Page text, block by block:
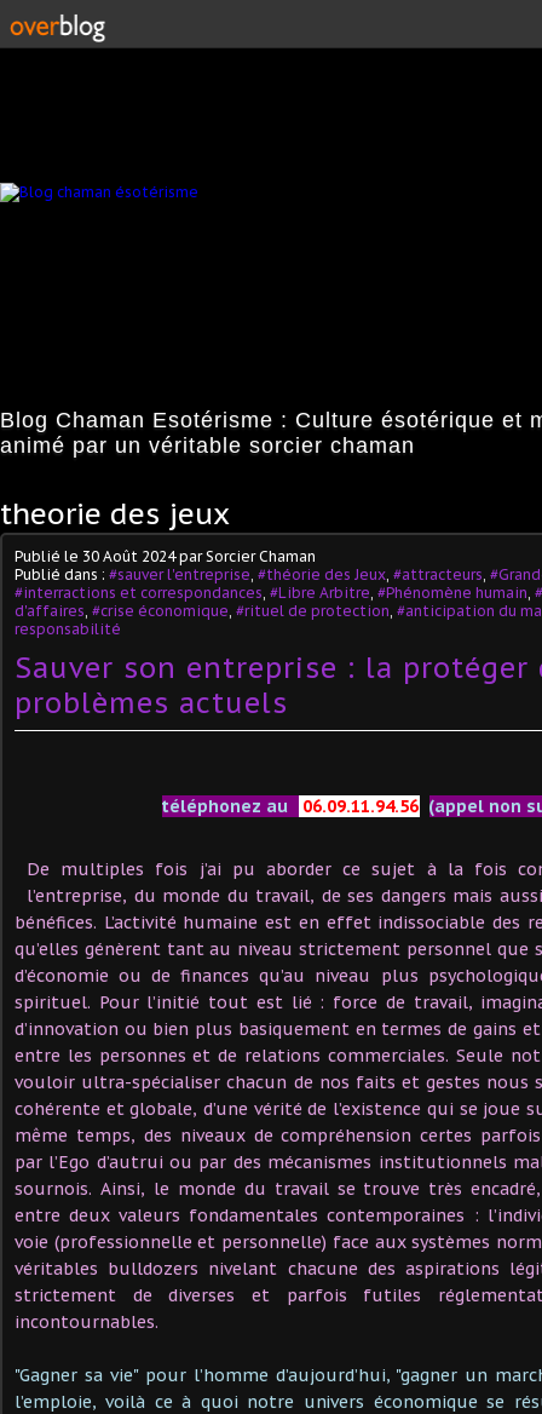
Blog Chaman Esotérisme : Culture ésotérique et
animé par un véritable sorcier chaman
theorie des jeux
Publié le 30 Août 2024par Sorcier Chaman
Publié dans : #sauver l'entreprise #théorie des Jeux #attracteurs
#interractions et correspondances #Libre Arbitre #Phénomène humain
d'affaires #crise économique #rituel de protection #anticipation du
responsabilité
Sauver son entreprise : la protéger
problèmes actuels
téléphonez au 06.09.11.94.56 (appel non
De multiples fois j’ai pu aborder ce sujet à la fois
l’entreprise, du monde du travail, de ses dangers mais
bénéfices. L’activité humaine est en effet indissociable des
qu’elles génèrent tant au niveau strictement personnel que
d’économie ou de finances qu’au niveau plus
spirituel. Pour l’initié tout est lié : force de travail,
d’innovation ou bien plus basiquement en termes de gains et
entre les personnes et de relations commerciales. Seule
vouloir ultra-spécialiser chacun de nos faits et gestes nous
cohérente et globale, d’une vérité de l’existence qui se joue
même temps, des niveaux de compréhension certes
par l’Ego d’autrui ou par des mécanismes institutionnels
sournois. Ainsi, le monde du travail se trouve très
entre deux valeurs fondamentales contemporaines :
voie (professionnelle et personnelle) face aux systèmes
véritables bulldozers nivelant chacune des aspirations
strictement de diverses et parfois futiles
incontournables.
"Gagner sa vie" pour l’homme d’aujourd’hui, "gagner un
l’emploie, voilà ce à quoi notre univers économique se